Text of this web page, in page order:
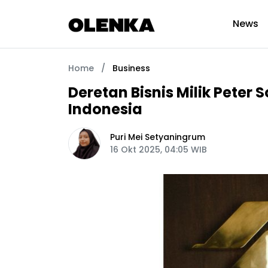
News
Home / Business
Deretan Bisnis Milik Peter
Indonesia
Puri Mei Setyaningrum
16 Okt 2025, 04:05 WIB